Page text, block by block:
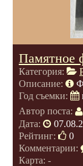
Памятное
Категория:
Описание:
Год съемки:
Автор поста:
Дата:
Рейтинг:
0
Комментарии:
Карта: -